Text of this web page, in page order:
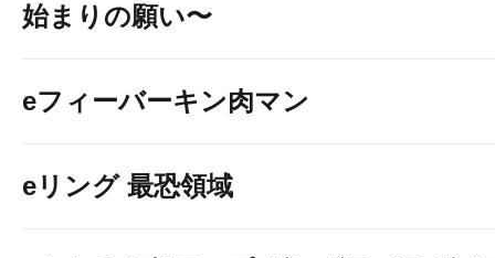
始まりの願い〜
eフィーバーキン肉マン
eリング 最恐領域